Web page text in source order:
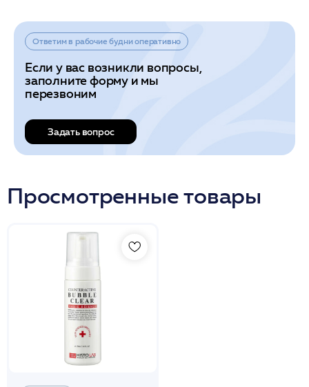
Ответим в рабочие будни оперативно
Если у вас возникли вопросы,
заполните форму и мы
перезвоним
Задать вопрос
Просмотренные товары